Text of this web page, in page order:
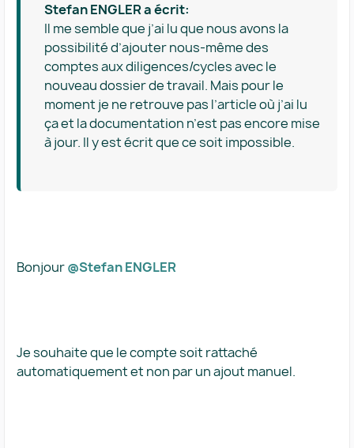
Stefan ENGLER a écrit:
Il me semble que j’ai lu que nous avons la
possibilité d’ajouter nous-même des
comptes aux diligences/cycles avec le
nouveau dossier de travail. Mais pour le
moment je ne retrouve pas l’article où j’ai lu
ça et la documentation n’est pas encore mise
à jour. Il y est écrit que ce soit impossible.
Bonjour ​@Stefan ENGLER
Je souhaite que le compte soit rattaché
automatiquement et non par un ajout manuel.